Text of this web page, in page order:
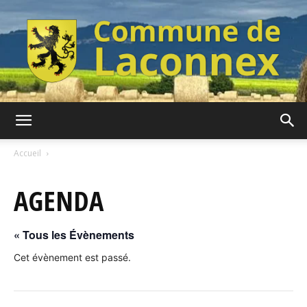
Laconnex
Accueil
AGENDA
« Tous les Évènements
Cet évènement est passé.